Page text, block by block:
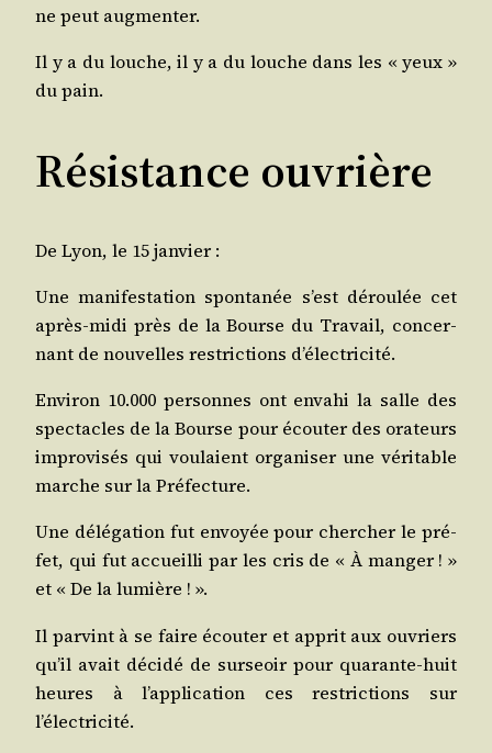
ne peut augmenter.
Il y a du louche, il y a du louche dans les « yeux »
du pain.
Résistance ouvrière
De Lyon, le 15 janvier :
Une mani­fes­ta­tion spon­ta­née s’est dérou­lée cet
après-midi près de la Bourse du Tra­vail, concer­
nant de nou­velles res­tric­tions d’électricité.
Envi­ron 10.000 per­sonnes ont enva­hi la salle des
spec­tacles de la Bourse pour écou­ter des ora­teurs
impro­vi­sés qui vou­laient orga­ni­ser une véri­table
marche sur la Préfecture.
Une délé­ga­tion fut envoyée pour cher­cher le pré­
fet, qui fut accueilli par les cris de « À man­ger ! »
et « De la lumière ! ».
Il par­vint à se faire écou­ter et apprit aux ouvriers
qu’il avait déci­dé de sur­seoir pour qua­rante-huit
heures à l’ap­pli­ca­tion ces res­tric­tions sur
l’électricité.